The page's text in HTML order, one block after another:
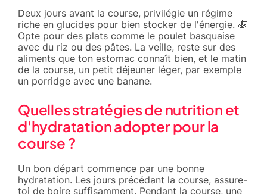
Deux jours avant la course, privilégie un régime
riche en glucides pour bien stocker de l'énergie. 🍝
Opte pour des plats comme le poulet basquaise
avec du riz ou des pâtes. La veille, reste sur des
aliments que ton estomac connaît bien, et le matin
de la course, un petit déjeuner léger, par exemple
un porridge avec une banane.
Quelles stratégies de nutrition et
d'hydratation adopter pour la
course ?
Un bon départ commence par une bonne
hydratation. Les jours précédant la course, assure-
toi de boire suffisamment. Pendant la course, une